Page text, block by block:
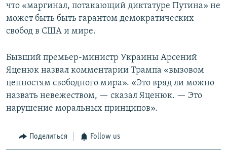
что «маргинал, потакающий диктатуре Путина» не
может быть быть гарантом демократических
свобод в США и мире.
Бывший премьер-министр Украины Арсений
Яценюк назвал комментарии Трампа «вызовом
ценностям свободного мира». «Это вряд ли можно
назвать невежеством, — сказал Яценюк. — Это
нарушение моральных принципов».
Поделиться Follow us